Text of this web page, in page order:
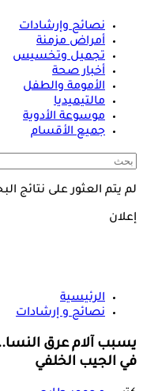
نصائح وإرشادات
أمراض مزمنة
تجميل وتخسيس
أخبار صحة
الأمومة والطفل
مالتيميديا
موسوعة الأدوية
جميع الأقسام
لم يتم العثور على نتائج
إعلان
الرئيسية
نصائح و إرشادات
يسبب آلام عرق
في الجيب الخلفي